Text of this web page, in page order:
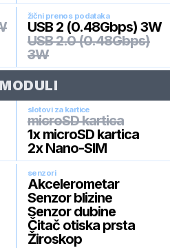
žični prenos podataka
USB 2 (0.48Gbps) 3W
USB 2.0 (0.48Gbps)
3W
MODULI
slotovi za kartice
microSD kartica
1x microSD kartica
2x Nano-SIM
senzori
Akcelerometar
Senzor blizine
Senzor dubine
Čitač otiska prsta
Žiroskop